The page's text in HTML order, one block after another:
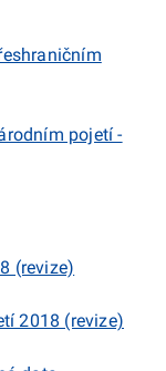
pojetí -
(revize)
2018 (revize)